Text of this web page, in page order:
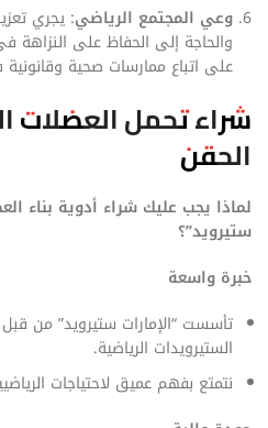
وعي المجتمع الرياضي: يجري
والحاجة إلى الحفاظ على النزاهة
على اتباع ممارسات صحية
شراء تحمل العضلات
الحقن
لماذا يجب عليك شراء أدوية بناء
ستيرويد”؟
خبرة واسعة
تأسست “الإمارات ستيرويد” من
الستيرويدات الرياضية.
نتمتع بفهم عميق لاحتياجات